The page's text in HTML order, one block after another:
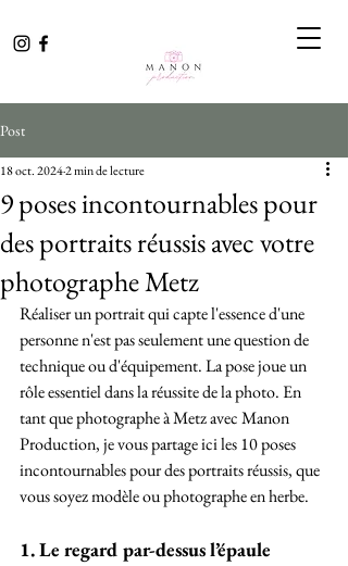
Post
9 poses incontournables pour
des portraits réussis avec votre
photographe Metz
18 oct. 20242 min de lecture
Réaliser un portrait qui capte l'essence d'une
personne n'est pas seulement une question de
technique ou d'équipement. La pose joue un
rôle essentiel dans la réussite de la photo. En
tant que photographe à Metz avec Manon
Production, je vous partage ici les 10 poses
incontournables pour des portraits réussis, que
vous soyez modèle ou photographe en herbe.
1. Le regard par-dessus l’épaule